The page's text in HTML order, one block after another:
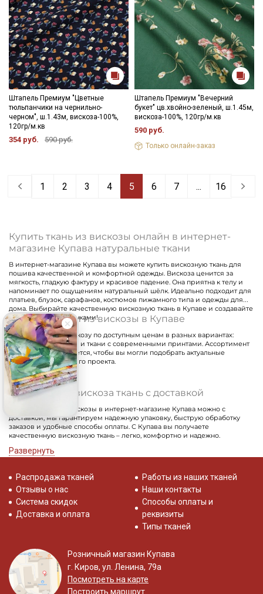
Штапель Премиум "Цветные
тюльпанчики на чернильно-
черном", ш.1.43м, вискоза-100%,
120гр/м.кв
354 руб. 590 руб.
Штапель Премиум "Вечерний
букет" цв.хвойно-зеленый, ш.1.45м,
вискоза-100%, 120гр/м.кв
590 руб.
Только онлайн-заказ
1 2 3 4 5 6 7 ... 16
Купить ткань из вискозы онлайн в интернет-
магазине Купава натуральные ткани
В интернет-магазине Купава вы можете купить вискозную ткань для
пошива качественной и комфортной одежды. Вискоза ценится за
мягкость, гладкую фактуру и красивое падение. Она приятна к телу и
напоминает по ощущениям натуральный шёлк. Идеально подходит для
платьев, блузок, сарафанов, костюмов пижамного типа и одежды для
дома. Выбирайте качественную вискозную ткань в Купаве и создавайте
шедевры своими руками!
Цены на ткани из вискозы в Купаве
Мы предлагаем вискозу по доступным ценам в разных вариантах:
однотонные полотна и ткани с современными принтами. Ассортимент
регулярно обновляется, чтобы вы могли подобрать актуальные
материалы для своего проекта.
Натуральная вискоза ткань с доставкой
Заказать ткань из вискозы в интернет-магазине Купава можно с
доставкой, мы гарантируем надежную упаковку, быструю обработку
заказов и удобные способы оплаты. С Купава вы получаете
качественную вискозную ткань – легко, комфортно и надежно.
Развернуть
Распродажа тканей
Отзывы о нас
Система скидок
Доставка и оплата
Работы из наших тканей
Наши контакты
Способы оплаты и
реквизиты
Типы тканей
Розничный магазин Купава
г. Киров, ул. Ленина, 79а
Посмотреть на карте
Построить маршрут